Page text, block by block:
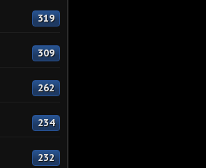
319
309
262
234
232